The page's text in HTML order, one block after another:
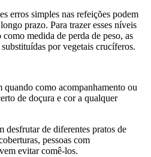
erros simples nas refeições podem
prazo. Para trazer esses níveis
medida de perda de peso, as
por vegetais crucíferos.
quando como acompanhamento ou
de doçura e cor a qualquer
desfrutar de diferentes pratos de
pessoas com
evitar comê-los.